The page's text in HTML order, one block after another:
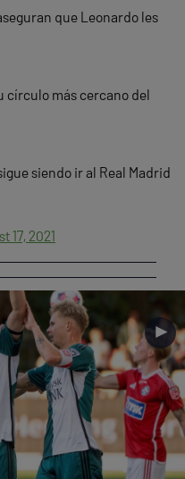
que Leonardo les
círculo más cercano del
siendo ir al Real Madrid
17, 2021
►